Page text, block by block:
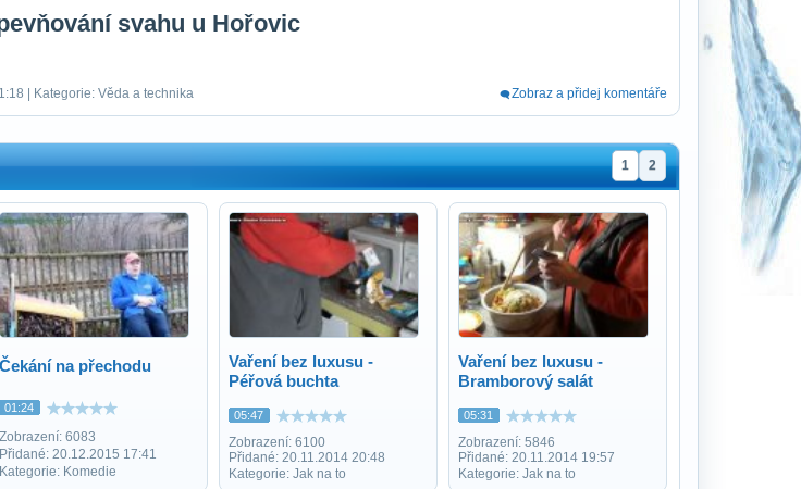
svahu u Hořovic
| Kategorie: Věda a technika Zobraz a přidej komentáře
1 2
Čekání na přechodu
01:24
Zobrazení: 6083
Přidané: 20.12.2015 17:41
Kategorie: Komedie
Vaření bez luxusu -
Péřová buchta
05:47
Zobrazení: 6100
Přidané: 20.11.2014 20:48
Kategorie: Jak na to
Vaření bez luxusu -
Bramborový salát
05:31
Zobrazení: 5846
Přidané: 20.11.2014 19:57
Kategorie: Jak na to